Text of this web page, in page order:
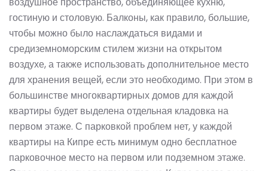
гостиную и столовую. Балконы, как правило, большие,
чтобы можно было наслаждаться видами и
средиземноморским стилем жизни на открытом
воздухе, а также использовать дополнительное место
для хранения вещей, если это необходимо. При этом в
большинстве многоквартирных домов для каждой
квартиры будет выделена отдельная кладовка на
первом этаже. С парковкой проблем нет, у каждой
квартиры на Кипреесть минимум одно бесплатное
парковочное место на первом или подземном этаже.